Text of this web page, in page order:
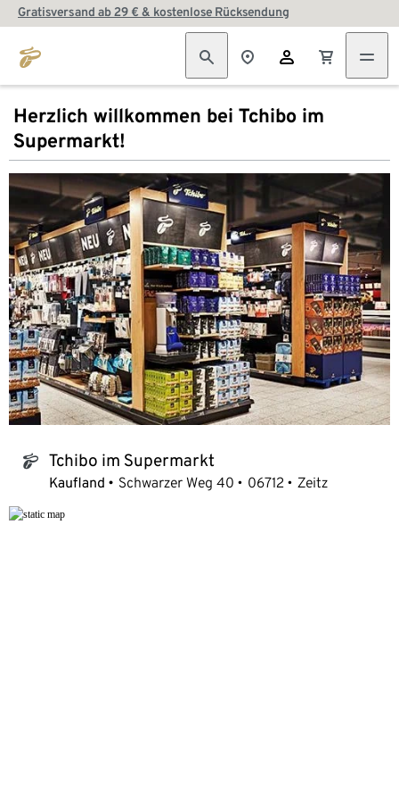
Gratisversand ab 29 € & kostenlose Rücksendung
Herzlich willkommen bei Tchibo im
Supermarkt!
tchibo_logo Tchibo im Supermarkt
Kaufland Schwarzer Weg 40 06712 Zeitz